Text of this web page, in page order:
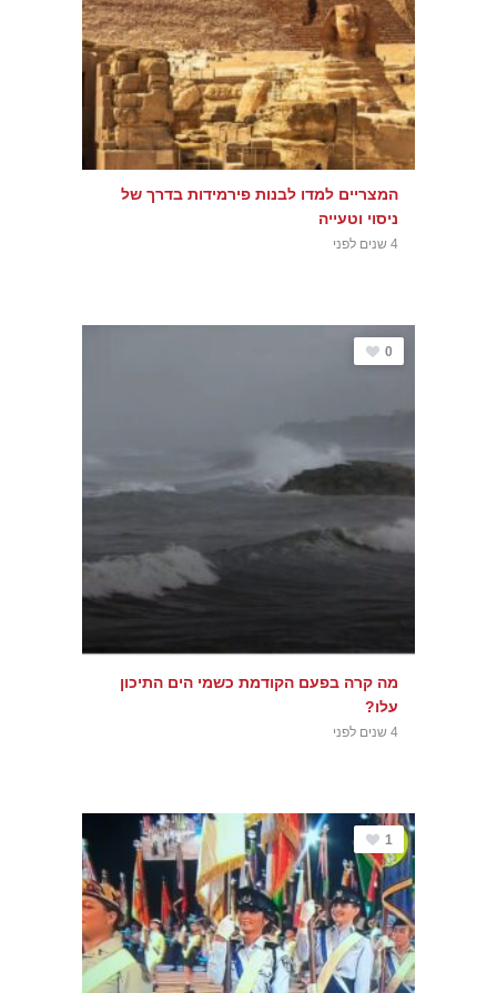
המצריים למדו לבנות פירמידות בדרך של
ניסוי וטעייה
4 שנים לפני
0
מה קרה בפעם הקודמת כשמי הים התיכון
עלו?
4 שנים לפני
1